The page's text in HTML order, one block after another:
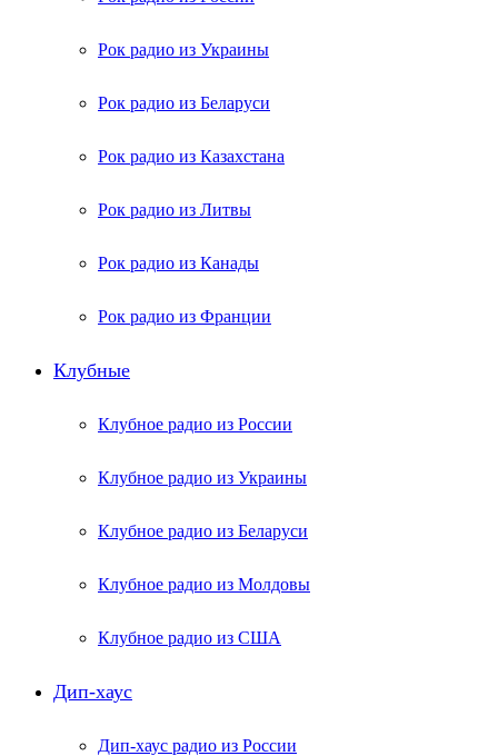
Рок радио из Украины
Рок радио из Беларуси
Рок радио из Казахстана
Рок радио из Литвы
Рок радио из Канады
Рок радио из Франции
Клубные
Клубное радио из России
Клубное радио из Украины
Клубное радио из Беларуси
Клубное радио из Молдовы
Клубное радио из США
Дип-хаус
Дип-хаус радио из России